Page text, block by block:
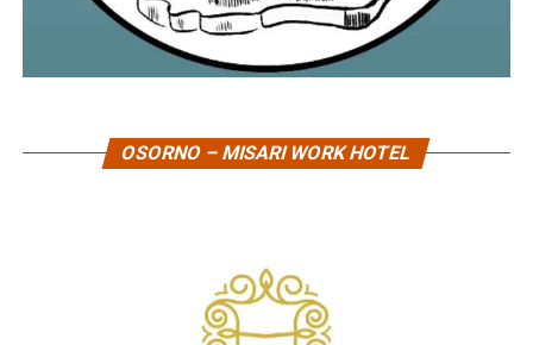
OSORNO – MISARI WORK HOTEL